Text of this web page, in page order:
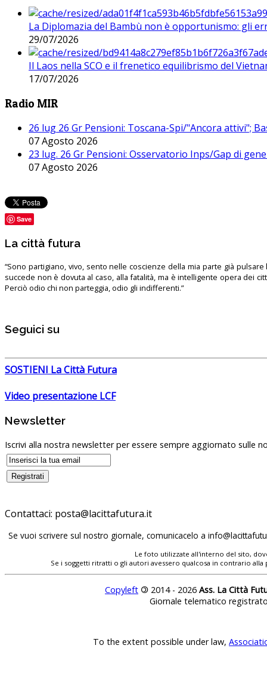
La Diplomazia del Bambù non è opportunismo: gli
29/07/2026
Il Laos nella SCO e il frenetico equilibrismo del
17/07/2026
Radio MIR
26 lug 26 Gr Pensioni: Toscana-Spi/"Ancora attivi";
07 Agosto 2026
23 lug. 26 Gr Pensioni: Osservatorio Inps/Gap di
07 Agosto 2026
Save
La città futura
“Sono partigiano, vivo, sento nelle coscienze della mia parte già pulsare
succede non è dovuta al caso, alla fatalità, ma è intelligente opera dei
Perciò odio chi non parteggia, odio gli indifferenti.”
Seguici su
SOSTIENI La Città Futura
Video presentazione LCF
Newsletter
Iscrivi alla nostra newsletter per essere sempre aggiornato sulle
Contattaci: posta@lacittafutura.it
Se vuoi scrivere sul nostro giornale, comunicacelo a
Le foto utilizzate all'interno del sito,
Se i soggetti ritratti o gli autori avessero qualcosa in contrario
Copyleft © 2014 - 2026 Ass. La Città
Giornale telematico
To the extent possible under law,